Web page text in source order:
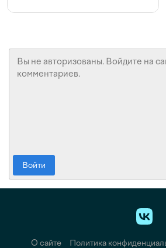
Войти
О сайте Политика